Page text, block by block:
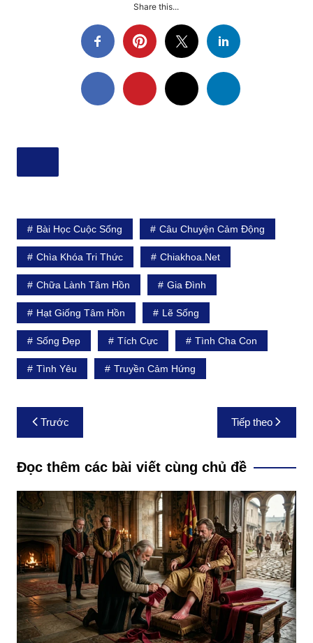
Share this...
Bài Học Cuộc Sống Câu Chuyện Cảm Động
Chìa Khóa Tri Thức Chiakhoa.net
Chữa Lành Tâm Hồn Gia Đình
Hạt Giống Tâm Hồn Lẽ Sống
Sống Đẹp Tích Cực Tình Cha Con
Tình Yêu Truyền Cảm Hứng
Điều
hướng
bài
viết
Trước Tiếp theo
Đọc thêm các bài viết cùng chủ đề